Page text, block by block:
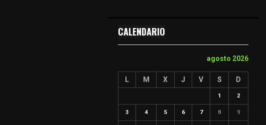
CALENDARIO
agosto 2026
L M X J V S D
1 2
3 4 5 6 7 8 9